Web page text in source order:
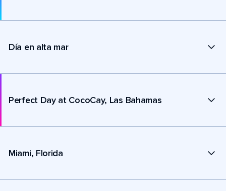
Día en alta mar
Perfect Day at CocoCay, Las Bahamas
Miami, Florida